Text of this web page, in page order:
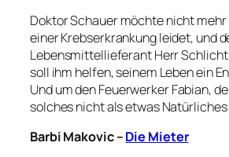
Doktor Schauer möchte nicht mehr
einer Krebserkrankung leidet, und
Lebensmittellieferant Herr Schlicht
soll ihm helfen, seinem Leben ein
Und um den Feuerwerker Fabian,
solches nicht als etwas
Barbi Makovic –Die Mieter